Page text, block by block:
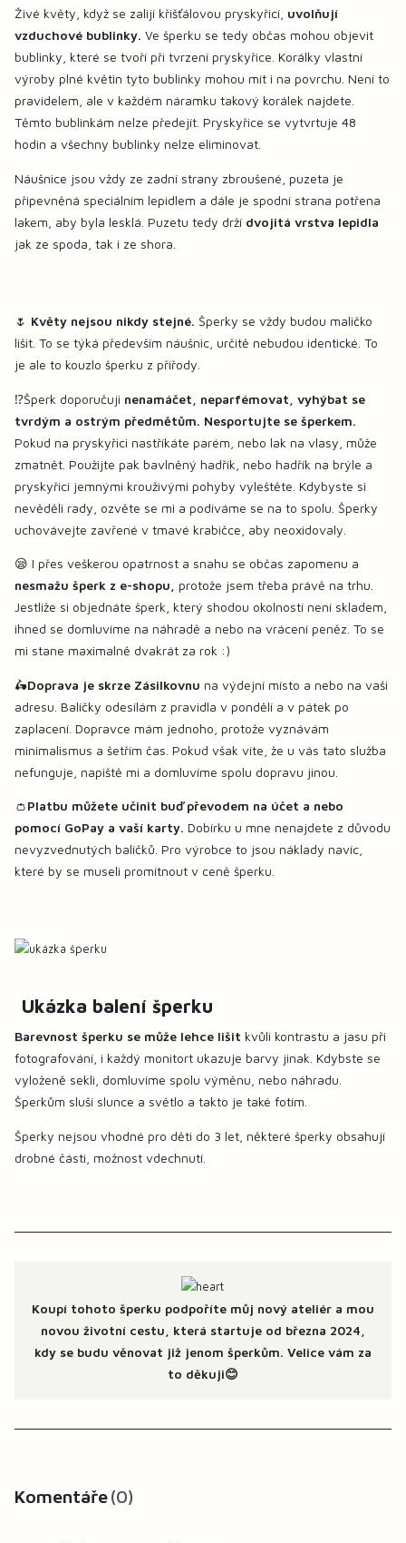
Živé květy, když se zalijí křišťálovou pryskyřicí, uvolňují
vzduchové bublinky. Ve šperku se tedy občas mohou objevit
bublinky, které se tvoří při tvrzení pryskyřice. Korálky vlastní
výroby plné květin tyto bublinky mohou mít i na povrchu. Není to
pravidelem, ale v každém náramku takový korálek najdete.
Těmto bublinkám nelze předejít. Pryskyřice se vytvrtuje 48
hodin a všechny bublinky nelze eliminovat.
Náušnice jsou vždy ze zadní strany zbroušené, puzeta je
připevněná speciálním lepidlem a dále je spodní strana potřena
lakem, aby byla lesklá. Puzetu tedy drží dvojitá vrstva lepidla
jak ze spoda, tak i ze shora.
🌷 Květy nejsou nikdy stejné. Šperky se vždy budou maličko
lišit. To se týká především náušnic, určitě nebudou identické. To
je ale to kouzlo šperku z přířody.
⁉️Šperk doporučuji nenamáčet, neparfémovat, vyhýbat se
tvrdým a ostrým předmětům. Nesportujte se šperkem.
Pokud na pryskyřici nastříkáte parém, nebo lak na vlasy, může
zmatnět. Použijte pak bavlněný hadřík, nebo hadřík na brýle a
pryskyřici jemnými krouživými pohyby vyleštěte. Kdybyste si
nevěděli rady, ozvěte se mi a podíváme se na to spolu. Šperky
uchovávejte zavřené v tmavé krabičce, aby neoxidovaly.
😪 I přes veškerou opatrnost a snahu se občas zapomenu a
nesmažu šperk z e-shopu, protože jsem třeba právě na trhu.
Jestliže si objednáte šperk, který shodou okolností není skladem,
ihned se domluvíme na náhradě a nebo na vrácení peněz. To se
mi stane maximalně dvakrát za rok :)
🛵Doprava je skrze Zásilkovnu na výdejní místo a nebo na vaši
adresu. Balíčky odesílám z pravidla v pondělí a v pátek po
zaplacení. Dopravce mám jednoho, protože vyznávám
minimalismus a šetřím čas. Pokud však víte, že u vás tato služba
nefunguje, napiště mi a domluvíme spolu dopravu jinou.
👛Platbu můžete učinit buď převodem na účet a nebo
pomocí GoPay a vaší karty. Dobírku u mne nenajdete z důvodu
nevyzvednutých balíčků. Pro výrobce to jsou náklady navíc,
které by se museli promítnout v ceně šperku.
Ukázka balení šperku
Barevnost šperku se může lehce lišit kvůli kontrastu a jasu při
fotografování, i každý monitort ukazuje barvy jinak. Kdybste se
vyloženě sekli, domluvíme spolu výměnu, nebo náhradu.
Šperkům sluší slunce a světlo a takto je také fotím.
Šperky nejsou vhodné pro děti do 3 let, některé šperky obsahují
drobné části, možnost vdechnutí.
Koupí tohoto šperku podpoříte můj nový ateliér a mou
novou životní cestu, která startuje od března 2024,
kdy se budu věnovat již jenom šperkům. Velice vám za
to děkuji😊
Komentáře 0